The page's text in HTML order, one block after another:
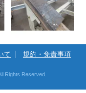
て 規約・免責事項
Rights Reserved.